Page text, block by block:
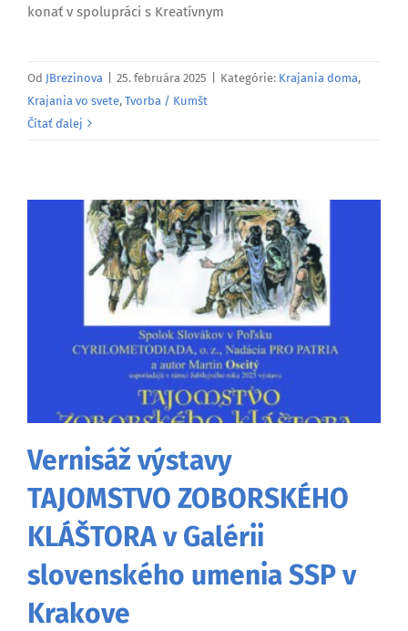
konať v spolupráci s Kreatívnym
Od JBrezinova 25. februára 2025 Kategórie: Krajania doma,
Krajania vo svete, Tvorba / Kumšt
Čítať ďalej
Vernisáž výstavy
TAJOMSTVO ZOBORSKÉHO
KLÁŠTORA v Galérii
slovenského umenia SSP v
Krakove